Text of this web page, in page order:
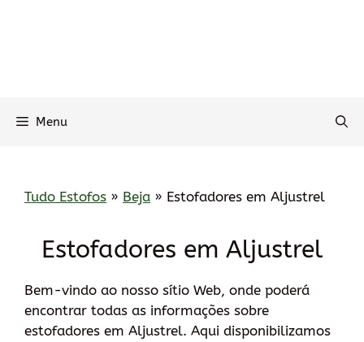
Menu
Tudo Estofos » Beja » Estofadores em Aljustrel
Estofadores em Aljustrel
Bem-vindo ao nosso sítio Web, onde poderá
encontrar todas as informações sobre
estofadores em Aljustrel. Aqui disponibilizamos